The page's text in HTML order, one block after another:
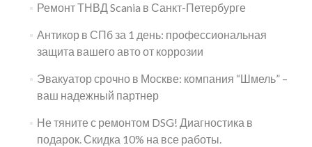
Ремонт ТНВД Scania в Санкт-Петербурге
Антикор в СПб за 1 день: профессиональная
защита вашего авто от коррозии
Эвакуатор срочно в Москве: компания “Шмель” –
ваш надежный партнер
Не тяните с ремонтом DSG! Диагностика в
подарок. Скидка 10% на все работы.